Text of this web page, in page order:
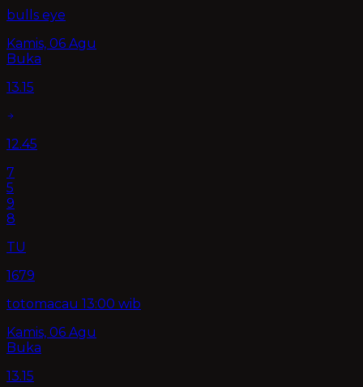
bulls eye
Kamis, 06 Agu
Buka
13.15
12.45
7
5
9
8
TU
1679
totomacau 13:00 wib
Kamis, 06 Agu
Buka
13.15